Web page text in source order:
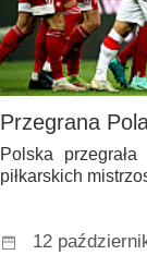
Przegrana
Polska
piłkarskich
12